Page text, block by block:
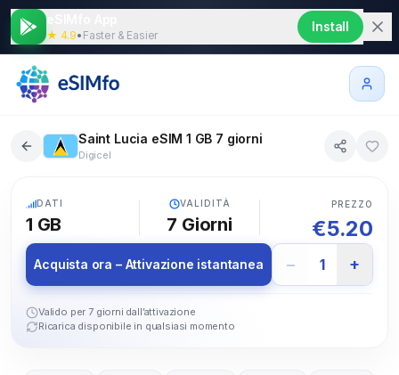
★ 4.9• Faster & Easier
Install
Saint Lucia eSIM 1 GB 7 giorni
Digicel
DATI
1 GB
VALIDITÀ
7 Giorni
PREZZO
€5.20
Acquista ora – Attivazione istantanea − 1 +
Valido per 7 giorni dall’attivazione
Ricarica disponibile in qualsiasi momento